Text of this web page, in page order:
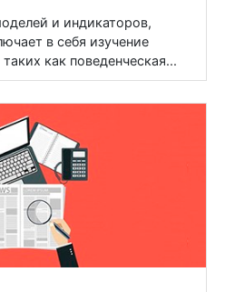
и индикаторов,
в себя изучение
как поведенческая...